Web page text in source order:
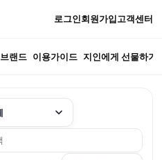
로그인회원가입고객센터
브랜드 이용가이드 지인에게 선물하기